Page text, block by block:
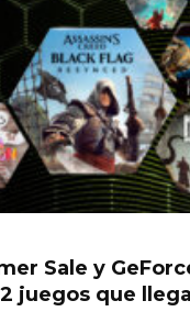
Sale y
juegos que